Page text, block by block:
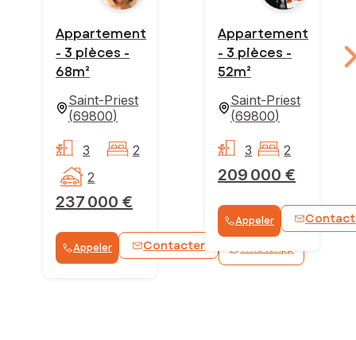
Appartement
- 3 pièces -
68m²
Saint-Priest
(69800)
237 000 €
3
2
2
Appeler Contacter WhatsApp
Appartement
- 3 pièces -
52m²
Saint-Priest
(69800)
209 000 €
3 2
Appeler